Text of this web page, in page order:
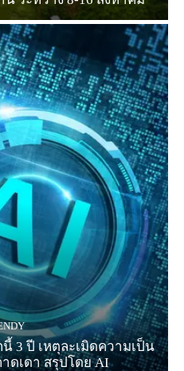
3 ปี เหตุละเมิดความเป็น
ดเดา สรุปโดย AI